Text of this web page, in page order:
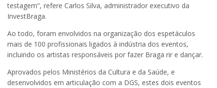
testagem”, refere Carlos Silva, administrador executivo da
InvestBraga.
Ao todo, foram envolvidos na organização dos espetáculos
mais de 100 profissionais ligados à indústria dos eventos,
incluindo os artistas responsáveis por fazer Braga rir e dançar.
Aprovados pelos Ministérios da Cultura e da Saúde, e
desenvolvidos em articulação com a DGS, estes dois eventos